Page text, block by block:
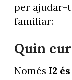
per ajudar-
familiar:
Quin
Només I2